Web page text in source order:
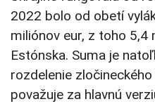
2022 bolo od obetí
miliónov eur, z toho
Estónska. Suma je
rozdelenie
považuje za hlavnú